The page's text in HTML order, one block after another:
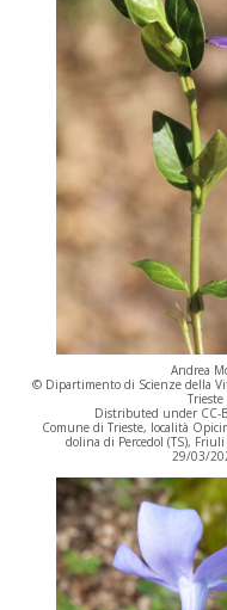
Andrea
© Dipartimento di Scienze della
Trieste
Distributed under CC-
Comune di Trieste, località
dolina di Percedol (TS),
29/03/